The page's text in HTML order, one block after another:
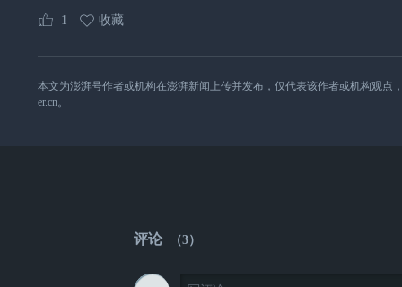
1 收藏
本文为澎湃号作者或机构在澎湃新闻上传并发布，仅代表该作者或机构观点
er.cn。
评论 （3）